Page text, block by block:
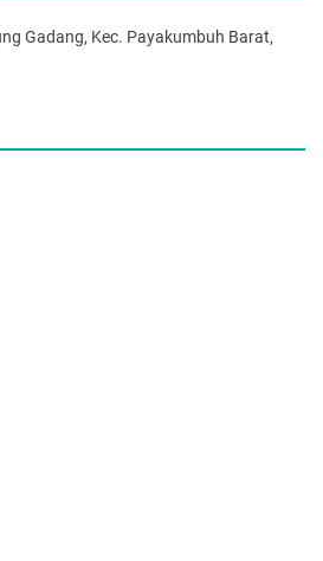
Gadang, Kec. Payakumbuh Barat,